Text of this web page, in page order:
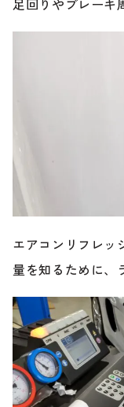
足回りやブレーキ
エアコンリフレッ
量を知るために、